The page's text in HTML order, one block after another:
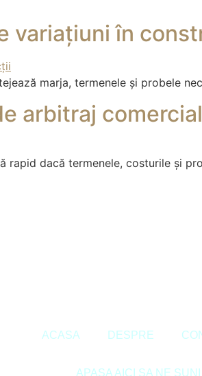
variațiuni în
marja, termenele și probele
arbitraj comercial
rapid dacă termenele, costurile și
ACASA DESPRE
APASA AICI SA NE SUNI